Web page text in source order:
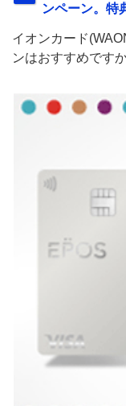
ンペーン。特
イオンカード
ンはおすすめです